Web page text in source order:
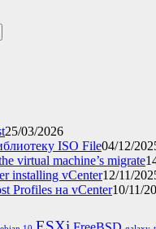
25/03/2026
ISO File04/12/
virtual machine’s migrate
installing vCenter12/11/
Profiles на vCenter10/11/